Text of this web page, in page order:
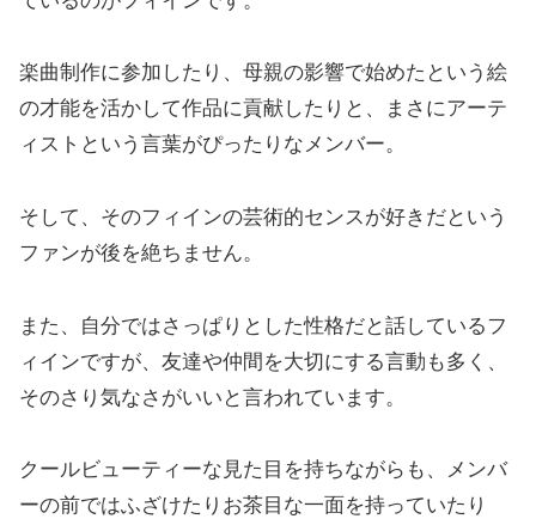
楽曲制作に参加したり、母親の影響で始めたという絵
の才能を活かして作品に貢献したりと、まさにアーテ
ィストという言葉がぴったりなメンバー。
そして、そのフィインの芸術的センスが好きだという
ファンが後を絶ちません。
また、自分ではさっぱりとした性格だと話しているフ
ィインですが、友達や仲間を大切にする言動も多く、
そのさり気なさがいいと言われています。
クールビューティーな見た目を持ちながらも、メンバ
ーの前ではふざけたりお茶目な一面を持っていたり